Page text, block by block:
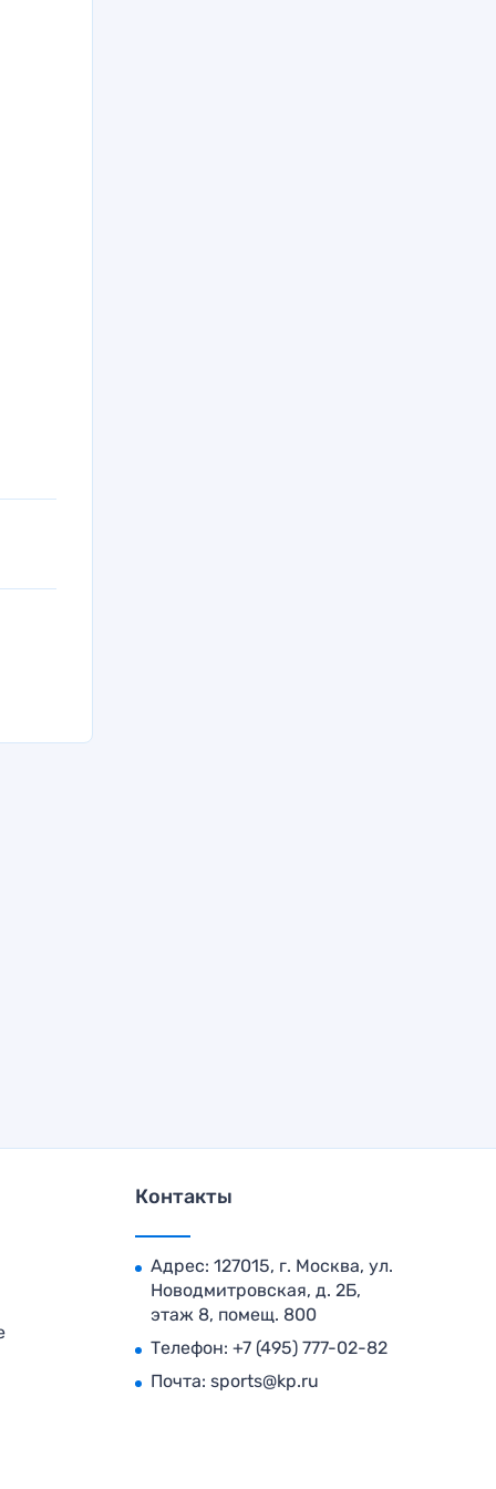
Контакты
Адрес: 127015, г. Москва, ул.
Новодмитровская, д. 2Б,
этаж 8, помещ. 800
Телефон: +7 (495) 777-02-82
Почта: sports@kp.ru